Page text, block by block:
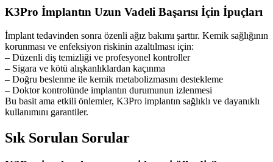
K3Pro İmplantın Uzun Vadeli Başarısı İçin İpuçları
İmplant tedavinden sonra özenli ağız bakımı şarttır. Kemik sağlığının
korunması ve enfeksiyon riskinin azaltılması için:
– Düzenli diş temizliği ve profesyonel kontroller
– Sigara ve kötü alışkanlıklardan kaçınma
– Doğru beslenme ile kemik metabolizmasını destekleme
– Doktor kontrolünde implantın durumunun izlenmesi
Bu basit ama etkili önlemler, K3Pro implantın sağlıklı ve dayanıklı
kullanımını garantiler.
Sık Sorulan Sorular